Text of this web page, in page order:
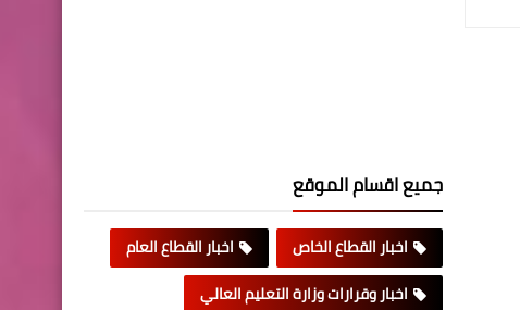
جميع اقسام الموقع
اخبار القطاع الخاص
اخبار القطاع العام
اخبار وقرارات وزارة التعليم العالي